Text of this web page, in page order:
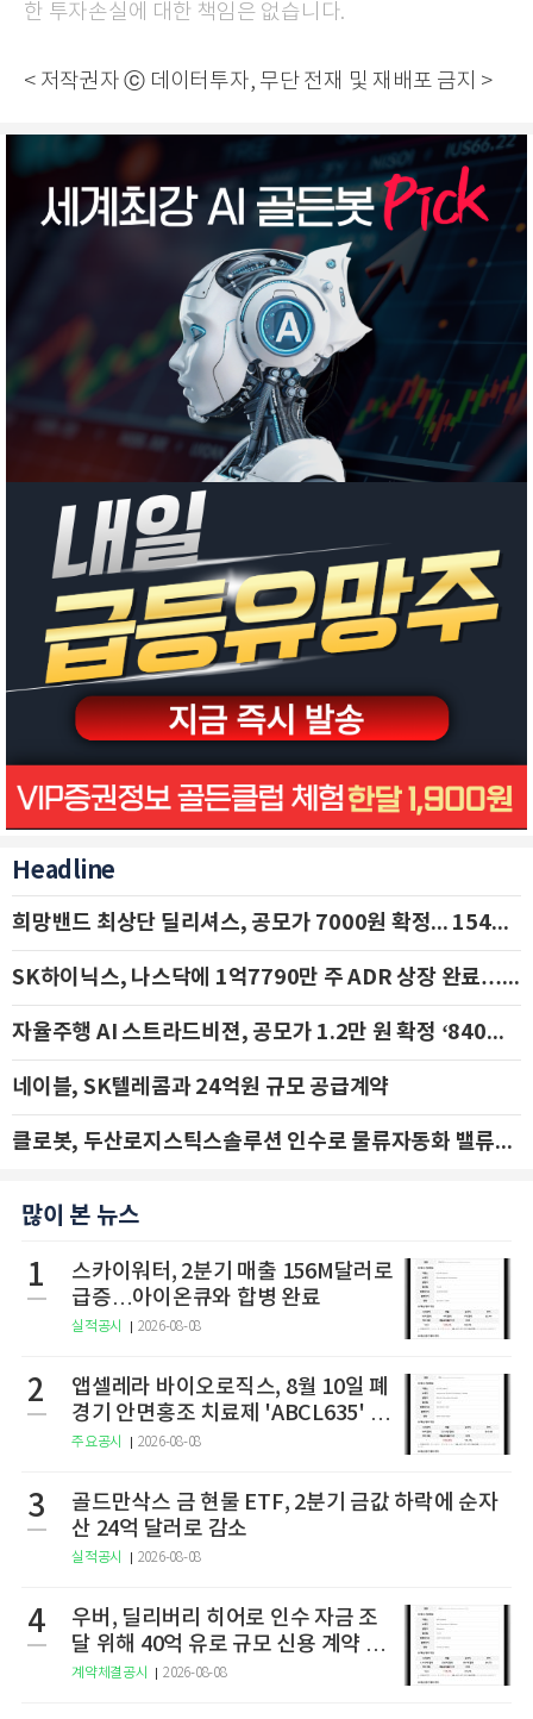
한 투자손실에 대한 책임은 없습니다.
< 저작권자 ⓒ 데이터투자, 무단 전재 및 재배포 금지 >
Headline
희망밴드 최상단 딜리셔스, 공모가 7000원 확정... 154억 규모 IPO 돌입
SK하이닉스, 나스닥에 1억7790만 주 ADR 상장 완료…29일 국내 추가 상장
자율주행 AI 스트라드비젼, 공모가 1.2만 원 확정 ‘840억 수혈’
네이블, SK텔레콤과 24억원 규모 공급계약
클로봇, 두산로지스틱스솔루션 인수로 물류자동화 밸류체인 확장 추진 - IBK투자증권
많이 본 뉴스
1
스카이워터, 2분기 매출 156M달러로
급증…아이온큐와 합병 완료
실적공시 2026-08-08
2
앱셀레라 바이오로직스, 8월 10일 폐
경기 안면홍조 치료제 'ABCL635' 임
상 2상 결과 발표
주요공시 2026-08-08
3
골드만삭스 금 현물 ETF, 2분기 금값 하락에 순자
산 24억 달러로 감소
실적공시 2026-08-08
4
우버, 딜리버리 히어로 인수 자금 조
달 위해 40억 유로 규모 신용 계약 체
결
계약체결공시 2026-08-08